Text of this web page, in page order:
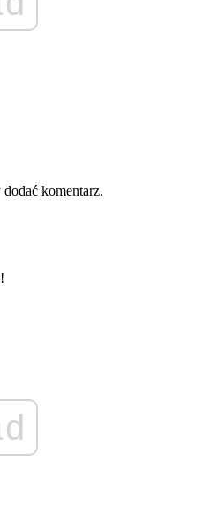
komentarz.